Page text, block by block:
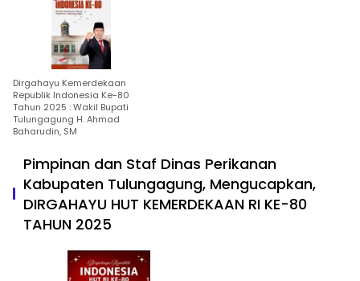
Dirgahayu Kemerdekaan
Republik Indonesia Ke-80
Tahun 2025 : Wakil Bupati
Tulungagung H. Ahmad
Baharudin, SM
Pimpinan dan Staf Dinas Perikanan
Kabupaten Tulungagung, Mengucapkan,
DIRGAHAYU HUT KEMERDEKAAN RI KE-80
TAHUN 2025